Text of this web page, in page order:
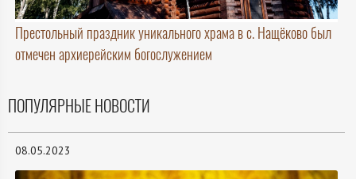
Престольный праздник уникального храма в с. Нащёково был
отмечен архиерейским богослужением
ПОПУЛЯРНЫЕ НОВОСТИ
08.05.2023